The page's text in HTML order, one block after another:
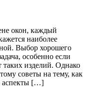
окон, каждый
наиболее
Выбор хорошего
особенно если
таких изделий. Однако
советы на тему, как
аспекты […]